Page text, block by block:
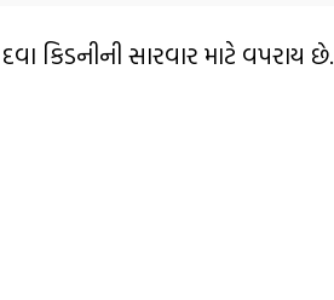
કિડનીની સારવાર માટે વપરાય છે.